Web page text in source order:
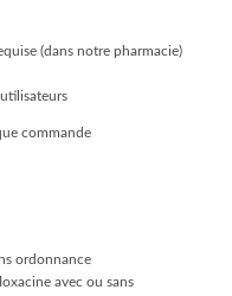
(dans notre pharmacie)
commande
ordonnance
avec ou sans